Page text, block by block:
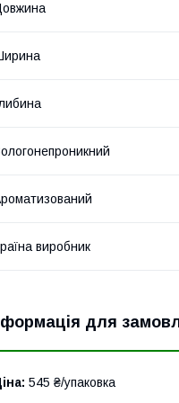
виробник
для
545 ₴/упаковка